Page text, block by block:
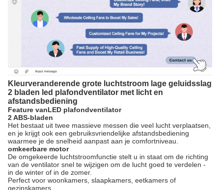
Kleurveranderende grote luchtstroom lage geluidsslag
2 bladen led plafondventilator met licht en
afstandsbediening
Feature vanLED plafondventilator
2 ABS-bladen
Het bestaat uit twee massieve messen die veel lucht verplaatsen,
en je krijgt ook een gebruiksvriendelijke afstandsbediening
waarmee je de snelheid aanpast aan je comfortniveau.
omkeerbare motor
De omgekeerde luchtstroomfunctie stelt u in staat om de richting
van de ventilator snel te wijzigen om de lucht goed te verdelen -
in de winter of in de zomer.
Perfect voor woonkamers, slaapkamers, eetkamers of
gezinskamers.